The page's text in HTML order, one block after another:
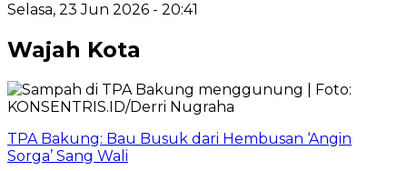
Selasa, 23 Jun 2026 - 20:41
Wajah Kota
TPA Bakung: Bau Busuk dari Hembusan ‘Angin
Sorga’ Sang Wali